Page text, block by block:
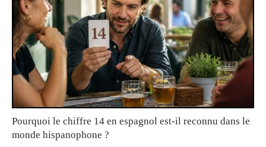
Pourquoi le chiffre 14 en espagnol est-il reconnu dans le
monde hispanophone ?